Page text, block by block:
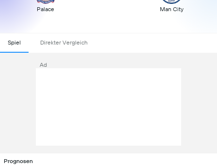
Palace Man City
Spiel Direkter Vergleich
Ad
Prognosen